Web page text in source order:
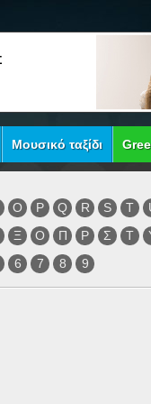
Μουσικό ταξίδι
O P Q R S T
Ξ Ο Π Ρ Σ Τ
6 7 8 9